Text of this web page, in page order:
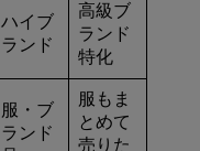
ハイブ
ランド
高級ブ
ランド
特化
服・ブ
ランド
服もま
とめて
売りた